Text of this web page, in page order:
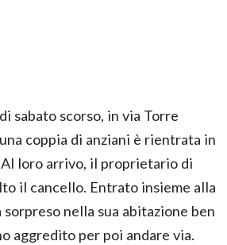
sabato scorso, in via Torre
coppia di anziani è rientrata in
loro arrivo, il proprietario di
il cancello. Entrato insieme alla
sorpreso nella sua abitazione ben
aggredito per poi andare via.